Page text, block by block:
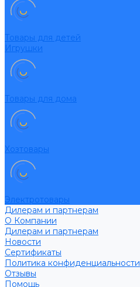
Товары для детей
Игрушки
Товары для дома
Хозтовары
Электротовары
Дилерам и партнерам
О Компании
Дилерам и партнерам
Новости
Сертификаты
Политика конфиденциальности
Отзывы
Помощь